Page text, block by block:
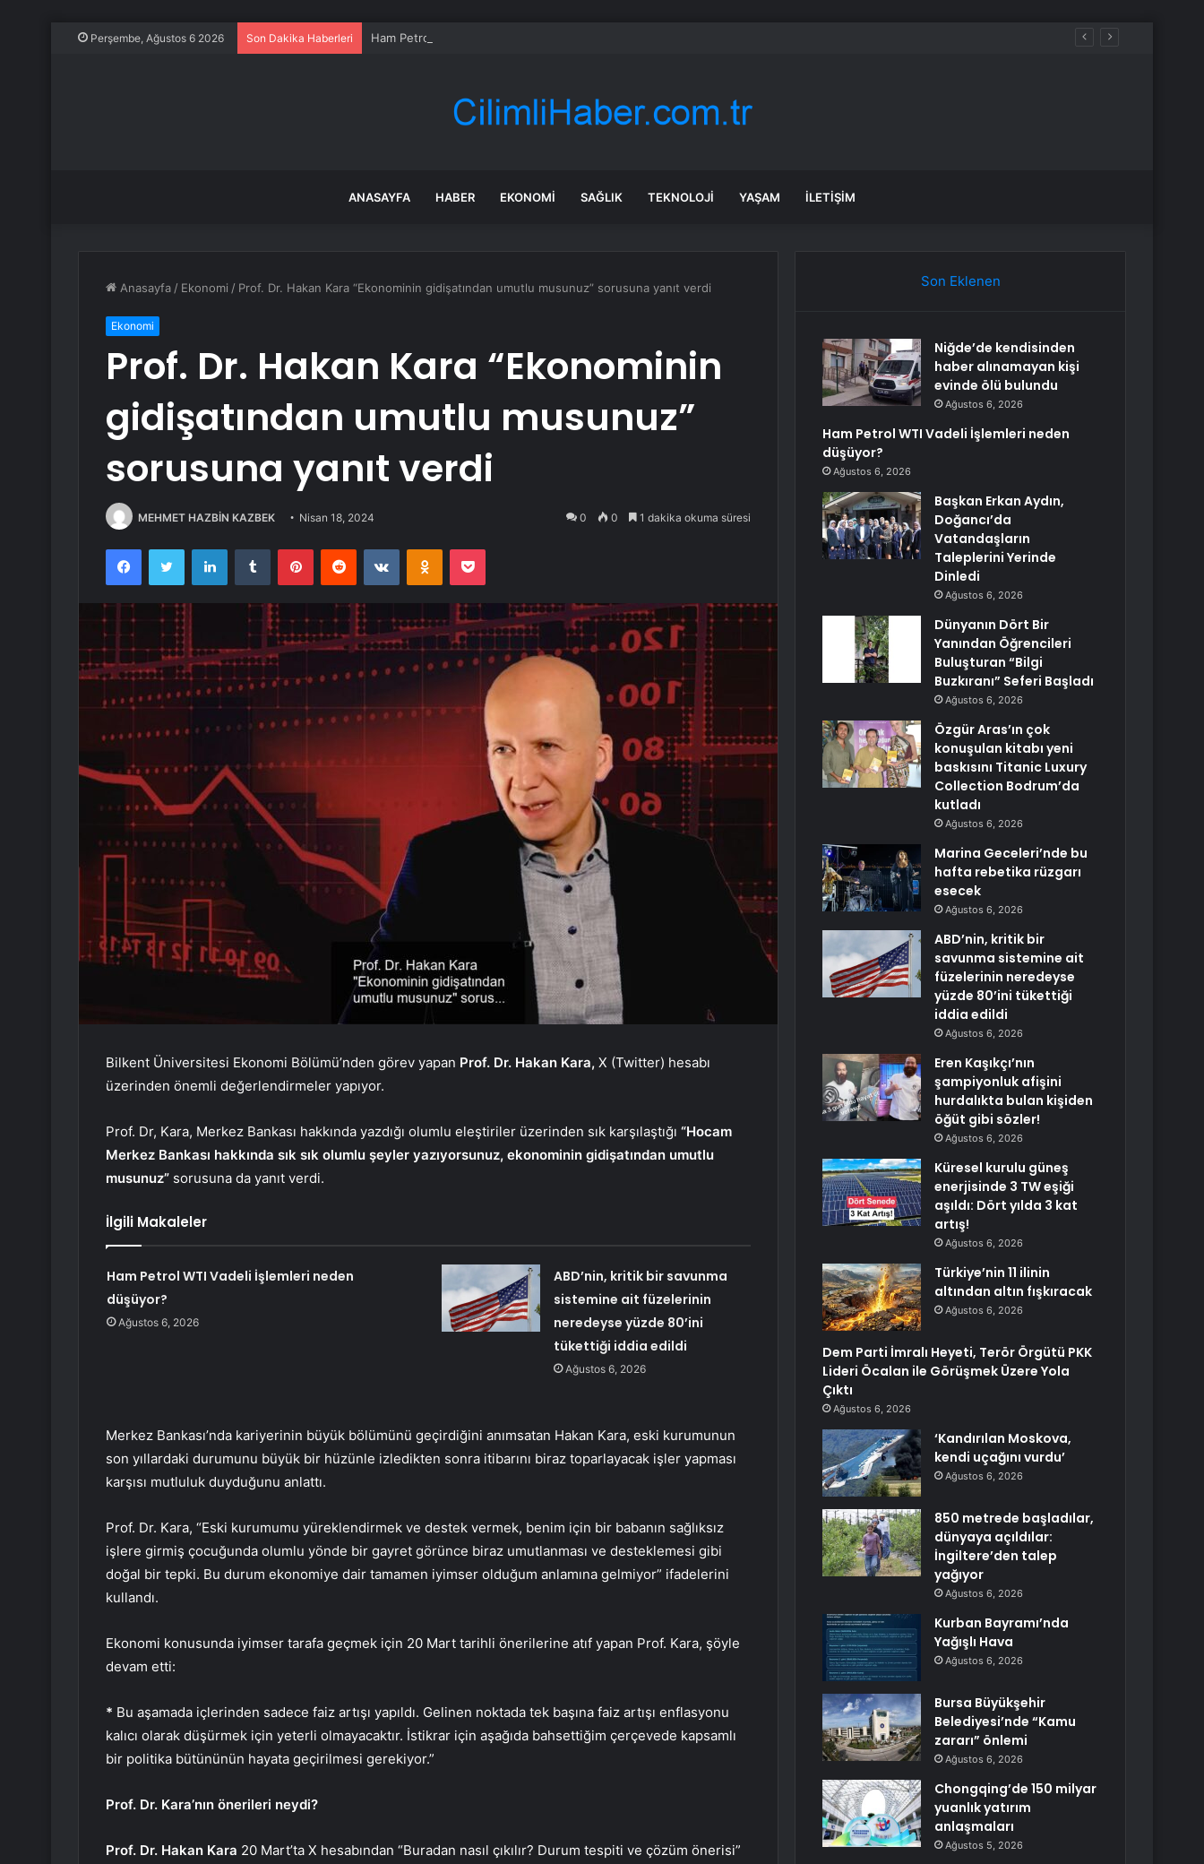
Perşembe, Ağustos 6 2026 Son Dakika Haberleri Ham Petrol WTI Vadeli İşlemleri neden düşüyor?
ANASAYFA HABER EKONOMI SAĞLIK TEKNOLOJI YAŞAM İLETIŞIM
Anasayfa / Ekonomi / Prof. Dr. Hakan Kara “Ekonominin gidişatından umutlu musunuz” sorusuna yanıt verdi
Ekonomi
Prof. Dr. Hakan Kara “Ekonominin
gidişatından umutlu musunuz”
sorusuna yanıt verdi
MEHMET HAZBİN KAZBEK Nisan 18, 2024 0 0 1 dakika okuma süresi
FacebookTwitter LinkedInTumblr PinterestReddit VKontakteOdnoklassniki
Pocket
Bilkent Üniversitesi Ekonomi Bölümü’nden görev yapan Prof. Dr. Hakan Kara, X (Twitter) hesabı
üzerinden önemli değerlendirmeler yapıyor.
Prof. Dr, Kara, Merkez Bankası hakkında yazdığı olumlu eleştiriler üzerinden sık karşılaştığı “Hocam
Merkez Bankası hakkında sık sık olumlu şeyler yazıyorsunuz, ekonominin gidişatından umutlu
musunuz” sorusuna da yanıt verdi.
İlgili Makaleler
Ham Petrol WTI Vadeli İşlemleri neden
düşüyor?
Ağustos 6, 2026
ABD’nin, kritik bir savunma
sistemine ait füzelerinin
neredeyse yüzde 80’ini
tükettiği iddia edildi
Ağustos 6, 2026
Merkez Bankası’nda kariyerinin büyük bölümünü geçirdiğini anımsatan Hakan Kara, eski kurumunun
son yıllardaki durumunu büyük bir hüzünle izledikten sonra itibarını biraz toparlayacak işler yapması
karşısı mutluluk duyduğunu anlattı.
Prof. Dr. Kara, “Eski kurumumu yüreklendirmek ve destek vermek, benim için bir babanın sağlıksız
işlere girmiş çocuğunda olumlu yönde bir gayret görünce biraz umutlanması ve desteklemesi gibi
doğal bir tepki. Bu durum ekonomiye dair tamamen iyimser olduğum anlamına gelmiyor” ifadelerini
kullandı.
Ekonomi konusunda iyimser tarafa geçmek için 20 Mart tarihli önerilerine atıf yapan Prof. Kara, şöyle
devam etti:
* Bu aşamada içlerinden sadece faiz artışı yapıldı. Gelinen noktada tek başına faiz artışı enflasyonu
kalıcı olarak düşürmek için yeterli olmayacaktır. İstikrar için aşağıda bahsettiğim çerçevede kapsamlı
bir politika bütününün hayata geçirilmesi gerekiyor.”
Prof. Dr. Kara’nın önerileri neydi?
Prof. Dr. Hakan Kara 20 Mart’ta X hesabından “Buradan nasıl çıkılır? Durum tespiti ve çözüm önerisi”
Son Eklenen
Niğde’de kendisinden
haber alınamayan kişi
evinde ölü bulundu
Ağustos 6, 2026
Ham Petrol WTI Vadeli İşlemleri neden
düşüyor?
Ağustos 6, 2026
Başkan Erkan Aydın,
Doğancı’da
Vatandaşların
Taleplerini Yerinde
Dinledi
Ağustos 6, 2026
Dünyanın Dört Bir
Yanından Öğrencileri
Buluşturan “Bilgi
Buzkıranı” Seferi Başladı
Ağustos 6, 2026
Özgür Aras’ın çok
konuşulan kitabı yeni
baskısını Titanic Luxury
Collection Bodrum’da
kutladı
Ağustos 6, 2026
Marina Geceleri’nde bu
hafta rebetika rüzgarı
esecek
Ağustos 6, 2026
ABD’nin, kritik bir
savunma sistemine ait
füzelerinin neredeyse
yüzde 80’ini tükettiği
iddia edildi
Ağustos 6, 2026
Eren Kaşıkçı’nın
şampiyonluk afişini
hurdalıkta bulan kişiden
öğüt gibi sözler!
Ağustos 6, 2026
Küresel kurulu güneş
enerjisinde 3 TW eşiği
aşıldı: Dört yılda 3 kat
artış!
Ağustos 6, 2026
Türkiye’nin 11 ilinin
altından altın fışkıracak
Ağustos 6, 2026
Dem Parti İmralı Heyeti, Terör Örgütü PKK
Lideri Öcalan ile Görüşmek Üzere Yola
Çıktı
Ağustos 6, 2026
‘Kandırılan Moskova,
kendi uçağını vurdu’
Ağustos 6, 2026
850 metrede başladılar,
dünyaya açıldılar:
İngiltere’den talep
yağıyor
Ağustos 6, 2026
Kurban Bayramı’nda
Yağışlı Hava
Ağustos 6, 2026
Bursa Büyükşehir
Belediyesi’nde “Kamu
zararı” önlemi
Ağustos 6, 2026
Chongqing’de 150 milyar
yuanlık yatırım
anlaşmaları
Ağustos 5, 2026